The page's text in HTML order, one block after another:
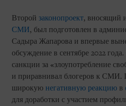
Второй законопроект, вносящий
СМИ, был подготовлен в
Садыра Жапарова и впервые
обсуждение в сентябре 2022
санкции за «злоупотребление
и приравнивал блогеров к СМИ.
широкую негативную реакцию в
для доработки с участием